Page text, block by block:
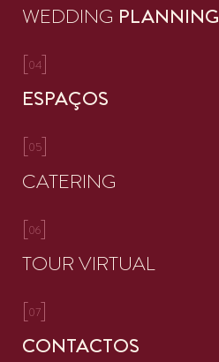
WEDDING PLANNING
[04]
ESPAÇOS
[05]
CATERING
[06]
TOUR VIRTUAL
[07]
CONTACTOS